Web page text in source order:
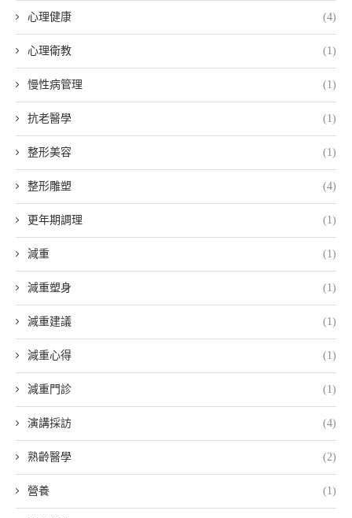
心理健康 (4)
心理衛教 (1)
慢性病管理 (1)
抗老醫學 (1)
整形美容 (1)
整形雕塑 (4)
更年期調理 (1)
減重 (1)
減重塑身 (1)
減重建議 (1)
減重心得 (1)
減重門診 (1)
演講採訪 (4)
熟齡醫學 (2)
營養 (1)